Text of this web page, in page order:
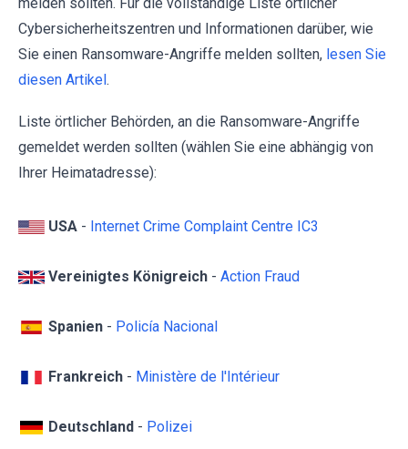
melden sollten. Für die vollständige Liste örtlicher
Cybersicherheitszentren und Informationen darüber, wie
Sie einen Ransomware-Angriffe melden sollten, lesen Sie
diesen Artikel .
Liste örtlicher Behörden, an die Ransomware-Angriffe
gemeldet werden sollten (wählen Sie eine abhängig von
Ihrer Heimatadresse):
USA - Internet Crime Complaint Centre IC3
Vereinigtes Königreich - Action Fraud
Spanien - Policía Nacional
Frankreich - Ministère de l'Intérieur
Deutschland - Polizei